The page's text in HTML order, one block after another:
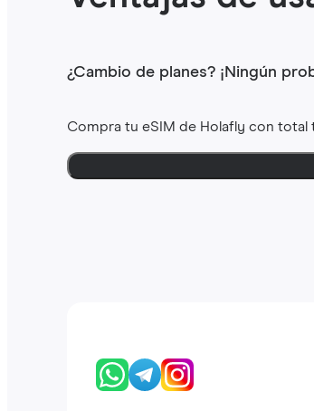
¿Cambio de planes? ¡Ningún
Compra tu eSIM de Holafly con total